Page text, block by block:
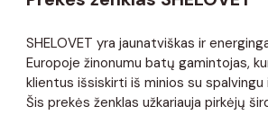
SHELOVET yra jaunatviškas ir
Europoje žinonumu batų gamintojas,
klientus išsiskirti iš minios su spalvingu
Šis prekės ženklas užkariauja pirkėjų